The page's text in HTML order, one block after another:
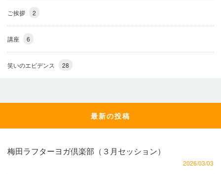
ご挨拶 2
講座 6
笑いのエビデンス 28
最新の投稿
梅田ラフターヨガ倶楽部（３月セッション）
2026/03/03